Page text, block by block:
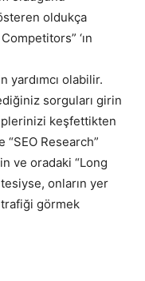
oldukça
‘ın
yardımcı olabilir.
sorguları girin
keşfettikten
“SEO Research”
ve oradaki “Long
onların yer
trafiği görmek